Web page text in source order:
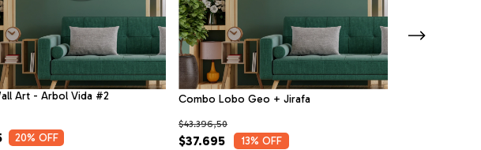
Art - Arbol Vida #2
20% OFF
Combo Lobo Geo + Jirafa
$37.695
$43.396,50
13% OFF